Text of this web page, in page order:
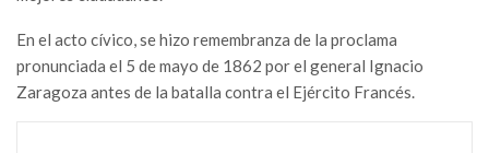
En el acto cívico, se hizo remembranza de la proclama
pronunciada el 5 de mayo de 1862 por el general Ignacio
Zaragoza antes de la batalla contra el Ejército Francés.